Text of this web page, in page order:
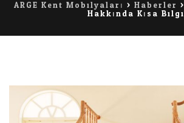
ARGE Kent Mobilyaları > Haberler >
Hakkında Kısa Bilgi